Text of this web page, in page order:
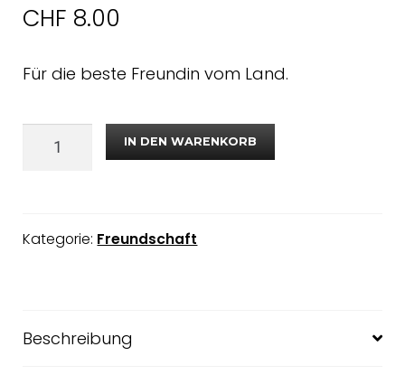
CHF 8.00
Für die beste Freundin vom Land.
IN DEN WARENKORB
Kategorie: Freundschaft
Beschreibung